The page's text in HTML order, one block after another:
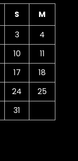
S
M
3
4
10
11
17
18
24
25
31